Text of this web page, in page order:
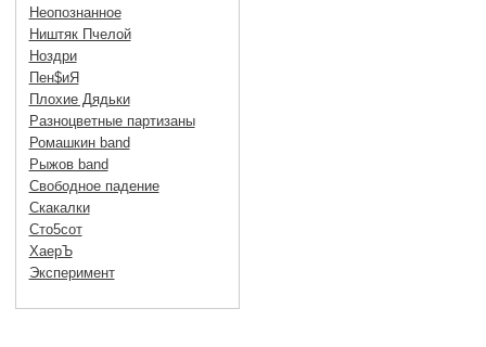
Неопознанное
Ништяк Пчелой
Ноздри
Пен$иЯ
Плохие Дядьки
Разноцветные партизаны
Ромашкин band
Рыжов band
Свободное падение
Скакалки
Сто5сот
ХаерЪ
Эксперимент